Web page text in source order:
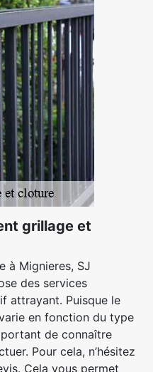
grillage et
à Mignieres, SJ
des services
attrayant. Puisque le
en fonction du type
de connaître
Pour cela, n’hésitez
Cela vous permet